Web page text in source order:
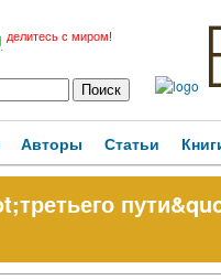
делитесь с миром!
Авторы Статьи